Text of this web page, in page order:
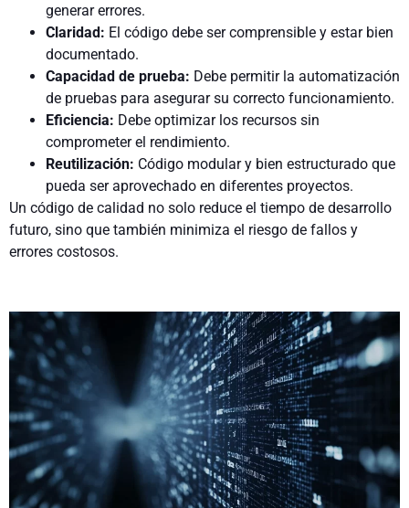
generar errores.
Claridad: El código debe ser comprensible y estar bien
documentado.
Capacidad de prueba: Debe permitir la automatización
de pruebas para asegurar su correcto funcionamiento.
Eficiencia: Debe optimizar los recursos sin
comprometer el rendimiento.
Reutilización: Código modular y bien estructurado que
pueda ser aprovechado en diferentes proyectos.
Un código de calidad no solo reduce el tiempo de desarrollo
futuro, sino que también minimiza el riesgo de fallos y
errores costosos.